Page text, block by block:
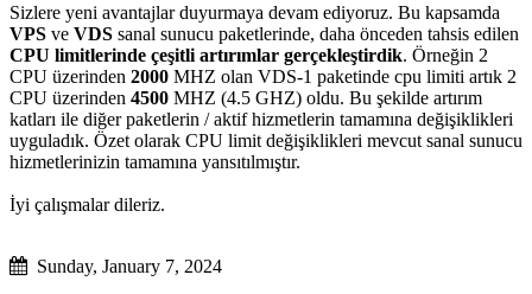
Sizlere yeni avantajlar duyurmaya devam ediyoruz. Bu kapsamda
VPS ve VDS sanal sunucu paketlerinde, daha önceden tahsis edilen
CPU limitlerinde çeşitli artırımlar gerçekleştirdik. Örneğin 2
CPU üzerinden 2000 MHZ olan VDS-1 paketinde cpu limiti artık 2
CPU üzerinden 4500 MHZ (4.5 GHZ) oldu. Bu şekilde artırım
katları ile diğer paketlerin / aktif hizmetlerin tamamına değişiklikleri
uyguladık. Özet olarak CPU limit değişiklikleri mevcut sanal sunucu
hizmetlerinizin tamamına yansıtılmıştır.
İyi çalışmalar dileriz.
Sunday, January 7, 2024